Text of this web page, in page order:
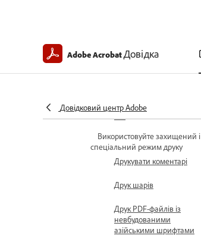
Adobe AcrobatДовідка
Довідковий центр Adobeза допомогою Acrobat
Pro
Використовуйте захищений і
спеціальний режим друку
Друкувати коментарі
Друк шарів
Друк PDF-файлів із
невбудованими
азійськими шрифтами